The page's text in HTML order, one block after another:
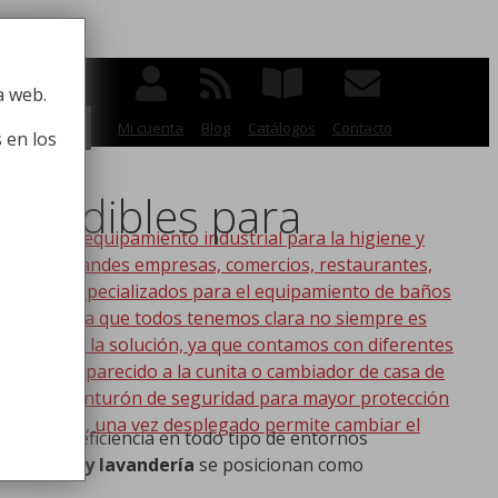
Mi cuenta Blog Catálogos Contacto
tipo de equipamiento industrial para la higiene y
para grandes empresas, comercios, restaurantes,
especializados para el equipamiento de baños
Esta idea que todos tenemos clara no siempre es
tenemos la solución, ya que contamos con diferentes
lo más parecido a la cunita o cambiador de casa de
con un cinturón de seguridad para mayor protección
la pared, una vez desplegado permite cambiar el
para
y la eficiencia en todo tipo de entornos
limpieza y lavandería se posicionan como
web.
en los